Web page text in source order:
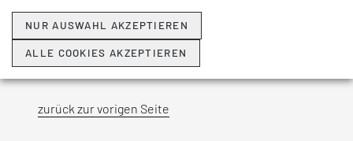
schnelle Umsetzung von Entscheidungen,
motivierte Mitarbeiter
zurück zur vorigen Seite
NUR AUSWAHL AKZEPTIEREN
ALLE COOKIES AKZEPTIEREN